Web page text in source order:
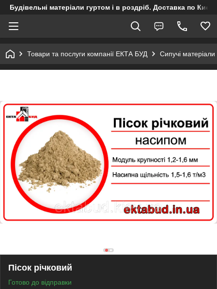
Будівельні матеріали гуртом і в роздріб. Доставка по
Товари та послуги компанії ЕКТА БУД Сипучі матеріали
Пісок річковий
Готово до відправки